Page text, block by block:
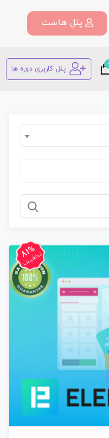
پنل هاست
پنل کاربری دوره ها
81%
تخفیف